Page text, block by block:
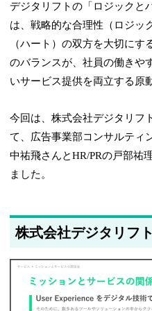
デジタリフトの「ロジックと
は、戦略的な合理性（ロジッ
（ハート）の双方を大切にす
のバランスが、社員の働きや
いサービス提供を両立する原
今回は、株式会社デジタリフ
て、広告事業部コンサルティ
中祐飛さんとHR/PRの戸部祐
ました。
株式会社デジタリフ